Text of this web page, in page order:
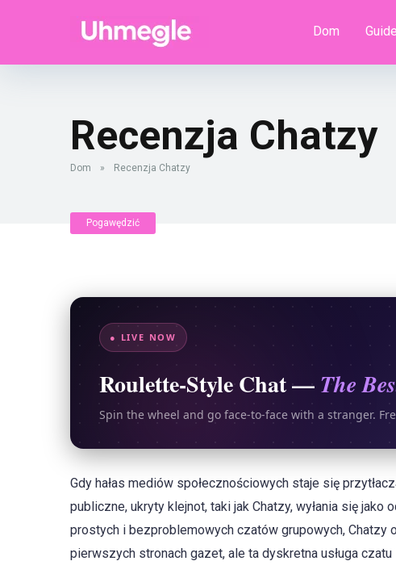
Dom
Recenzja Chatzy
Dom » Recenzja Chatzy
Pogawędzić
● LIVE NOW
Roulette-Style Chat — The
Spin the wheel and go face-to-face with a stranger.
Gdy hałas mediów społecznościowych staje się
publiczne, ukryty klejnot, taki jak Chatzy, wyłania się
prostych i bezproblemowych czatów grupowych, Chatzy
pierwszych stronach gazet, ale ta dyskretna usługa